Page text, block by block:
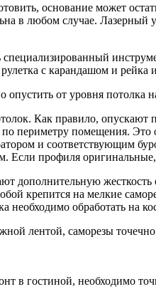
основание может
в любом случае.
с карандашом и рейка
от уровня
Как правило,
периметру помещения.
и соответствующим
Если профиля
дополнительную
крепится на мелкие
необходимо обработать на
лентой, саморезы
в гостиной, необходимо